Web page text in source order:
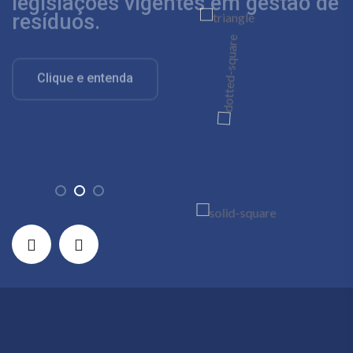
Saiba Mais
resíduos.
Clique e entenda
processos.
Saiba Mais